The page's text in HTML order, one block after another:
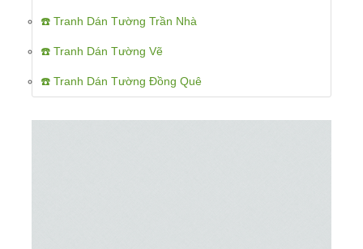
☎️ Tranh Dán Tường Trần Nhà
☎️ Tranh Dán Tường Vẽ
☎️ Tranh Dán Tường Đồng Quê